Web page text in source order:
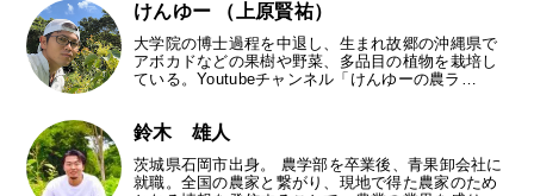
けんゆー （上原賢祐）
大学院の博士過程を中退し、生まれ故郷の沖縄県で
アボカドなどの果樹や野菜、多品目の植物を栽培し
ている。Youtubeチャンネル「けんゆーの農ラ…
鈴木 雄人
茨城県石岡市出身。 農学部を卒業後、青果卸会社に
就職。全国の農家と繋がり、現地で得た農家のため